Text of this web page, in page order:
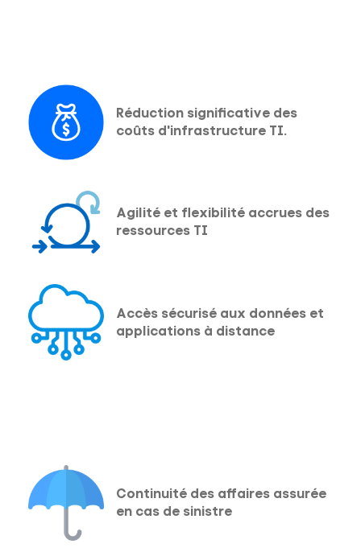
Réduction significative des
coûts d'infrastructure TI.
Agilité et flexibilité accrues des
ressources TI
Accès sécurisé aux données et
applications à distance
Continuité des affaires assurée
en cas de sinistre